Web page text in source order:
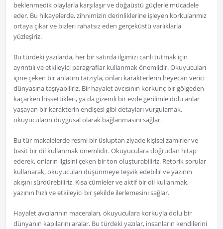
beklenmedik olaylarla karşılaşır ve doğaüstü güçlerle mücadele
eder. Bu hikayelerde, zihnimizin derinliklerine işleyen korkularımız
ortaya çıkar ve bizleri rahatsız eden gerçeküstü varlıklarla
yüzleşiriz.
Bu türdeki yazılarda, her bir satırda ilgimizi canlı tutmak için
ayrıntılı ve etkileyici paragraflar kullanmak önemlidir. Okuyucuları
içine çeken bir anlatım tarzıyla, onları karakterlerin heyecan verici
dünyasına taşıyabiliriz. Bir hayalet avcısının korkunç bir gölgeden
kaçarken hissettikleri, ya da gizemli bir evde gerilimle dolu anlar
yaşayan bir karakterin endişesi gibi detayları vurgulamak,
okuyucuların duygusal olarak bağlanmasını sağlar.
Bu tür makalelerde resmi bir üsluptan ziyade kişisel zamirler ve
basit bir dil kullanmak önemlidir. Okuyuculara doğrudan hitap
ederek, onların ilgisini çeken bir ton oluşturabiliriz. Retorik sorular
kullanarak, okuyucuları düşünmeye teşvik edebilir ve yazının
akışını sürdürebiliriz. Kısa cümleler ve aktif bir dil kullanmak,
yazının hızlı ve etkileyici bir şekilde ilerlemesini sağlar.
Hayalet avcılarının maceraları, okuyuculara korkuyla dolu bir
dünyanın kapılarını aralar. Bu türdeki yazılar, insanların kendilerini